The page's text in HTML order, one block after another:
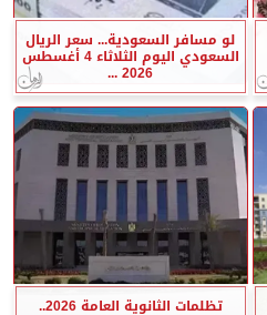
لو مسافر السعودية... سعر الريال
السعودي اليوم الثلاثاء 4 أغسطس
2026 ...
تظلمات الثانوية العامة 2026..